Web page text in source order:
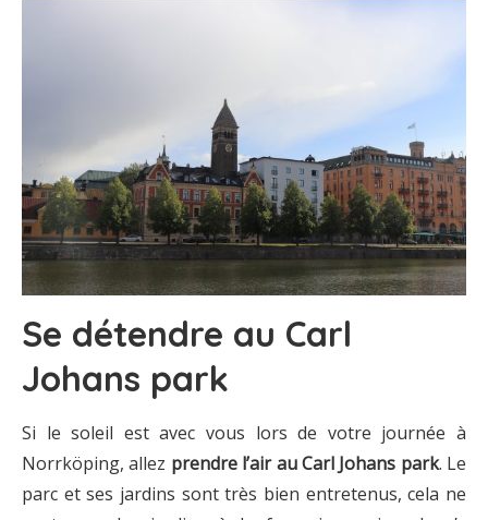
Se détendre au Carl
Johans park
Si le soleil est avec vous lors de votre journée à
Norrköping, allez prendre l’air au Carl Johans park. Le
parc et ses jardins sont très bien entretenus, cela ne